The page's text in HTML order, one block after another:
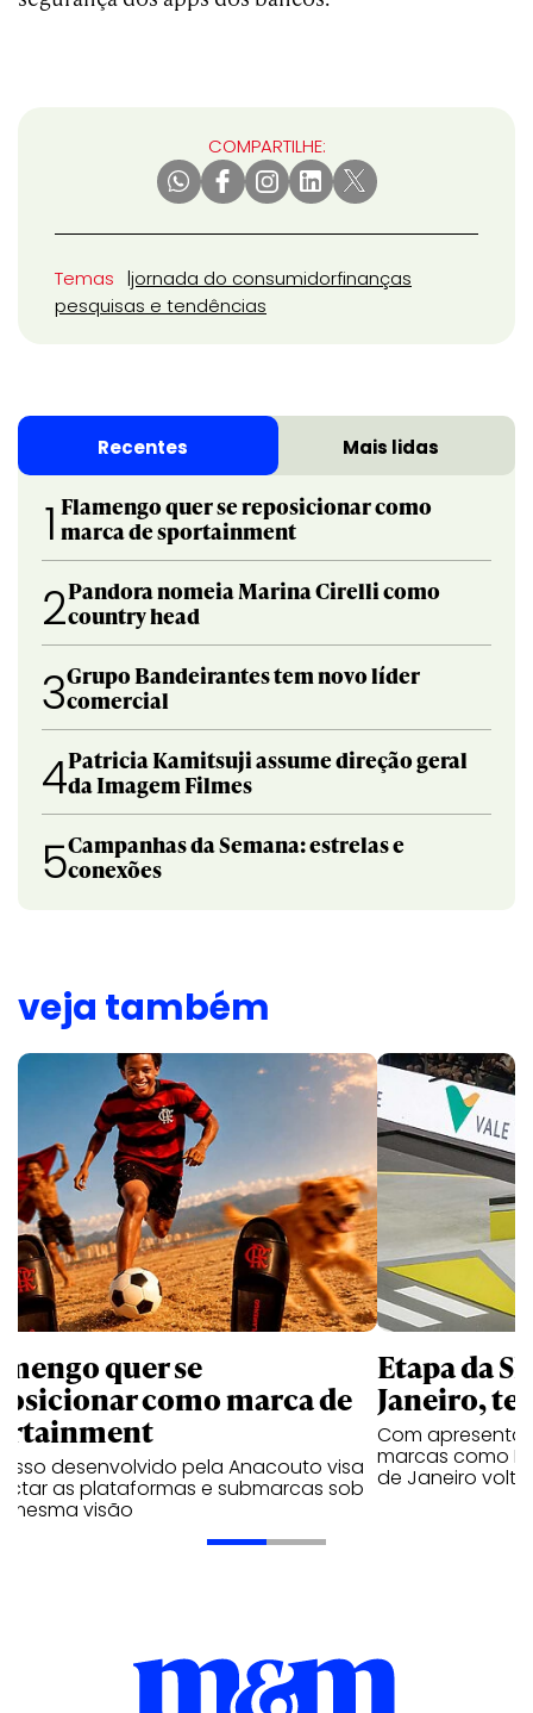
COMPARTILHE:
Temas jornada do consumidorfinanças
pesquisas e tendências
Recentes Mais lidas
1 Flamengo quer se reposicionar como
marca de sportainment
2Pandora nomeia Marina Cirelli como
country head
3Grupo Bandeirantes tem novo líder
comercial
4Patricia Kamitsuji assume direção geral
da Imagem Filmes
5Campanhas da Semana: estrelas e
conexões
veja também
quer se
como marca de
desenvolvido pela Anacouto visa
as plataformas e submarcas sob
mesma visão
Etapa da
Janeiro,
Com
marcas como
de Janeiro